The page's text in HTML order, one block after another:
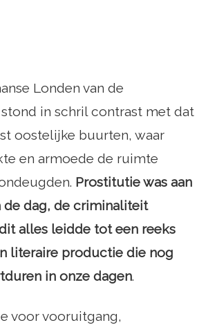
Londen van de
in schril contrast met dat
oostelijke buurten, waar
en armoede de ruimte
Prostitutie was aan
de dag, de criminaliteit
alles leidde tot een reeks
literaire productie die nog
in onze dagen.
voor vooruitgang,